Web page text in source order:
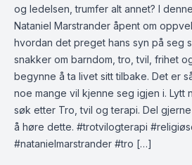
og ledelsen, trumfer alt annet? I
Nataniel Marstrander åpent om
hvordan det preget hans syn på seg
snakker om barndom, tro, tvil, frihet
begynne å ta livet sitt tilbake. Det er
noe mange vil kjenne seg igjen i. Lytt
søk etter Tro, tvil og terapi. Del
å høre dette. #trotvilogterapi
#natanielmarstrander #tro […]